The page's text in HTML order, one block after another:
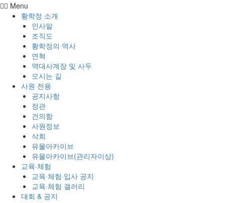
Menu
황학정 소개
인사말
조직도
황학정의 역사
연혁
역대사계장 및 사두
오시는 길
사원 전용
공지사항
정관
건의함
사원정보
삭회
유물아카이브
유물아카이브(관리자이상)
교육·체험
교육·체험·입사 공지
교육·체험 갤러리
대회 & 공지